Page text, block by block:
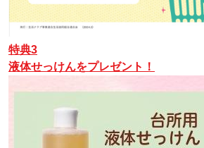
特典3
液体せっけんをプレゼント！